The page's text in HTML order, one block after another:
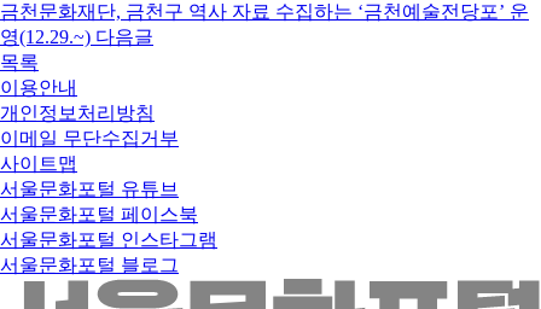
금천문화재단, 금천구 역사 자료 수집하는 ‘금천예술전당포’ 운
영(12.29.~) 다음글
목록
이용안내
개인정보처리방침
이메일 무단수집거부
사이트맵
서울문화포털 유튜브
서울문화포털 페이스북
서울문화포털 인스타그램
서울문화포털 블로그